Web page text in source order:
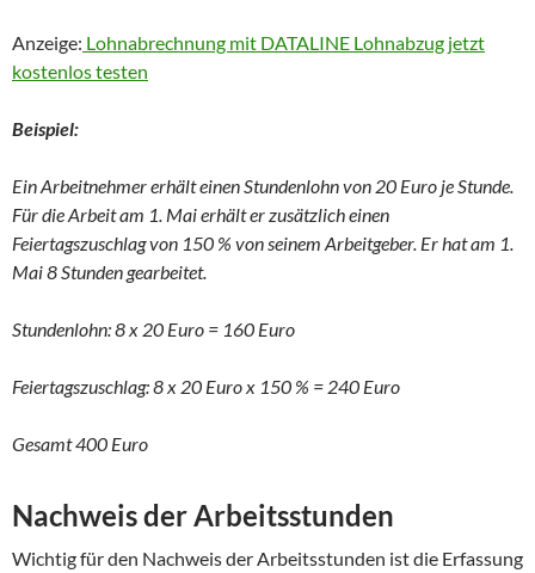
Anzeige: Lohnabrechnung mit DATALINE Lohnabzug jetzt
kostenlos testen
Beispiel:
Ein Arbeitnehmer erhält einen Stundenlohn von 20 Euro je Stunde.
Für die Arbeit am 1. Mai erhält er zusätzlich einen
Feiertagszuschlag von 150 % von seinem Arbeitgeber. Er hat am 1.
Mai 8 Stunden gearbeitet.
Stundenlohn: 8 x 20 Euro = 160 Euro
Feiertagszuschlag: 8 x 20 Euro x 150 % = 240 Euro
Gesamt 400 Euro
Nachweis der Arbeitsstunden
Wichtig für den Nachweis der Arbeitsstunden ist die Erfassung